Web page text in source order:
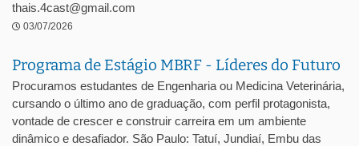
thais.4cast@gmail.com
03/07/2026
Programa de Estágio MBRF - Líderes do Futuro
Procuramos estudantes de Engenharia ou Medicina Veterinária,
cursando o último ano de graduação, com perfil protagonista,
vontade de crescer e construir carreira em um ambiente
dinâmico e desafiador. São Paulo: Tatuí, Jundiaí, Embu das